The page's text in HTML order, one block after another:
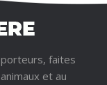
faites
et au